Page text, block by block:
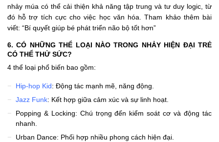
nhảy múa có thể cải thiện khả năng tập trung và tư duy logic, từ
đó hỗ trợ tích cực cho việc học văn hóa. Tham khảothêm bài
viết: “Bí quyết giúp bé phát triển não bộ tốt hơn”
6. CÓ NHỮNG THỂ LOẠI NÀO TRONG NHẢY HIỆN ĐẠI TRẺ
CÓ THỂ THỬ SỨC?
4 thể loại phổ biến bao gồm:
Hip-hop Kid: Động tác mạnh mẽ, năng động.
Jazz Funk: Kết hợp giữa cảm xúc và sự linh hoạt.
Popping & Locking: Chú trọng đến kiểm soát cơ và động tác
nhanh.
Urban Dance: Phối hợp nhiều phong cách hiện đại.